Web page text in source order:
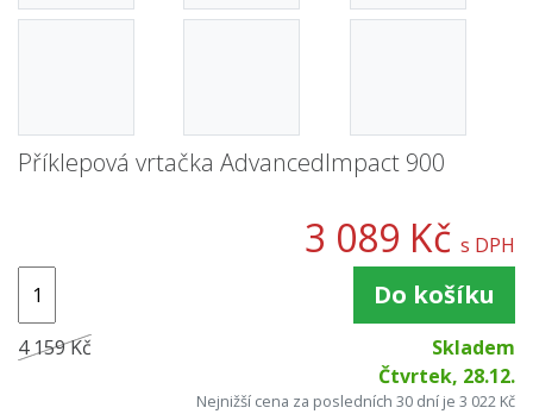
Příklepová vrtačka AdvancedImpact 900
3 089 Kč s DPH
Do košíku
4 159 Kč
Skladem
Čtvrtek, 28.12.
Nejnižší cena za posledních 30 dní je 3 022 Kč